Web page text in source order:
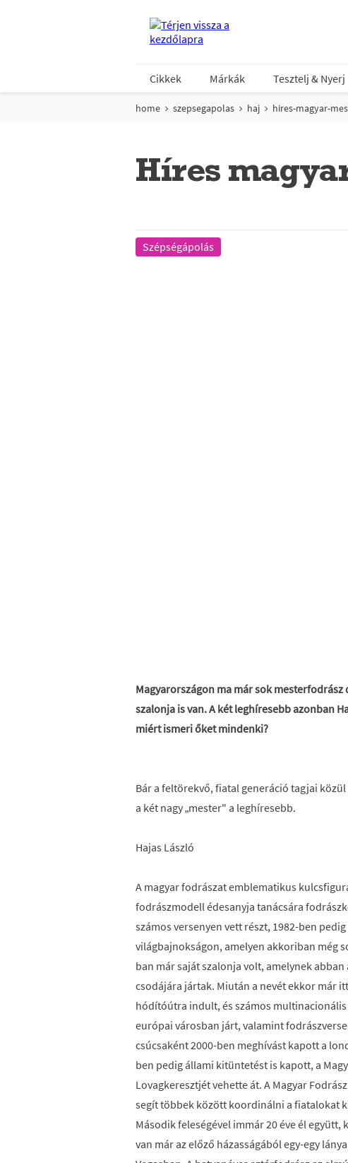
Cikkek Márkák Tesztelj & Nyerj
home szepsegapolas haj hires-magyar-
Híres
Szépségápolás
Magyarországon ma már sok
szalonja is van. A két leghíresebb azonban
miért ismeri őket mindenki?
Bár a feltörekvő, fiatal generáció tagjai
a két nagy „mester" a leghíresebb.
Hajas László
A magyar fodrászat emblematikus
fodrászmodell édesanyja tanácsára
számos versenyen vett részt, 1982-ben
világbajnokságon, amelyen akkoriban még
ban már saját szalonja volt, amelynek
csodájára jártak. Miután a nevét ekkor már
hódítóútra indult, és számos
európai városban járt, valamint
csúcsaként 2000-ben meghívást kapott a
ben pedig állami kitüntetést is kapott, a
Lovagkeresztjét vehette át. A Magyar
segít többek között koordinálni a fiatalokat
Második feleségével immár 20 éve él
van már az előző házasságából egy-egy